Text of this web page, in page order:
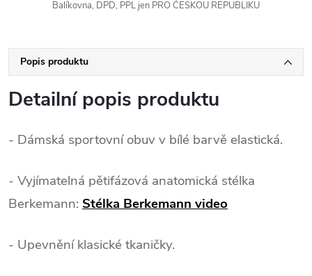
Balíkovna, DPD, PPL jen PRO ČESKOU REPUBLIKU
Popis produktu
Detailní popis produktu
- Dámská sportovní obuv v bílé barvě elastická.
- Vyjímatelná pětifázová anatomická stélka
Berkemann: Stélka Berkemann video
- Upevnění klasické tkaničky.